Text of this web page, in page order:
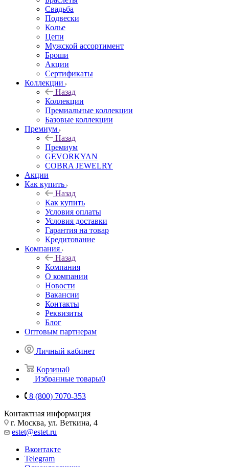
Свадьба
Подвески
Колье
Цепи
Мужской ассортимент
Броши
Акции
Сертификаты
Коллекции
Назад
Коллекции
Премиальные коллекции
Базовые коллекции
Премиум
Назад
Премиум
GEVORKYAN
COBRA JEWELRY
Акции
Как купить
Назад
Как купить
Условия оплаты
Условия доставки
Гарантия на товар
Кредитование
Компания
Назад
Компания
О компании
Новости
Вакансии
Контакты
Реквизиты
Блог
Оптовым партнерам
Личный кабинет
Корзина0
Избранные товары0
8 (800) 7070-353
Контактная информация
г. Москва, ул. Веткина, 4
estet@estet.ru
Вконтакте
Telegram